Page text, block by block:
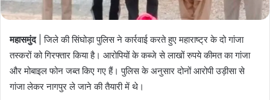
महासमुंद| जिले की सिंघोड़ा पुलिस ने कार्रवाई करते हुए महाराष्ट्र के दो गांजा
तस्करों को गिरफ्तार किया है। आरोपियों के कब्जे से लाखों रुपये कीमत का गांजा
और मोबाइल फोन जब्त किए गए हैं। पुलिस के अनुसार दोनों आरोपी उड़ीसा से
गांजा लेकर नागपुर ले जाने की तैयारी में थे।